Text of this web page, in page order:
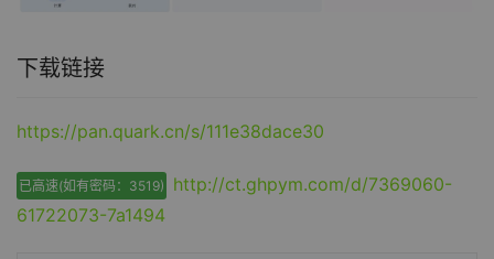
下载链接
https://pan.quark.cn/s/111e38dace30
已高速(如有密码：3519)
http://ct.ghpym.com/d/7369060-
61722073-7a1494